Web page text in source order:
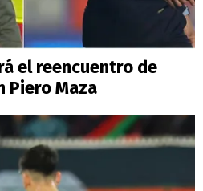
el reencuentro de
Piero Maza